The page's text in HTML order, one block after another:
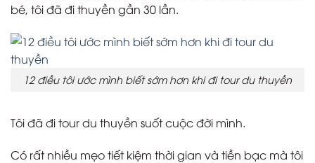
bé, tôi đã đi thuyền gần 30 lần.
12 điều tôi ước mình biết sớm hơn khi đi tour du thuyền
Tôi đã đi tour du thuyền suốt cuộc đời mình.
Có rất nhiều mẹo tiết kiệm thời gian và tiền bạc mà tôi